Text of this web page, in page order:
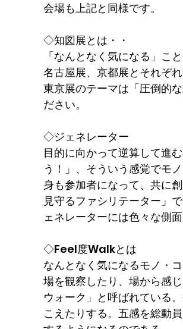
会場も上記と同様です。
◇知図展とは・・
「なんとなく気になる」こ
名古屋展、京都展とそれぞ
東京展のテーマは「圧倒的
ださい。
◇ジェネレーター
目的に向かって逆算して進
う！」、そういう感覚でモ
身も参加者になって、共に
見守るファシリテーター」
ェネレーターには色々な側
◇Feel度Walkとは
なんとなく気になるモノ・
場を観察したり、場から感
ウォーク」と呼ばれている
こえたりする。五感を総動